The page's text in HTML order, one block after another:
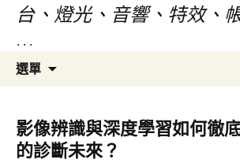
台、燈光、音響、特效、
…
選單
要
內
容
影像辨識與深度學習如何徹
的診斷未來？